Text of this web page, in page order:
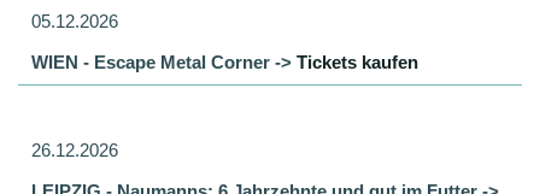
05.12.2026
WIEN - Escape Metal Corner -> Tickets kaufen
26.12.2026